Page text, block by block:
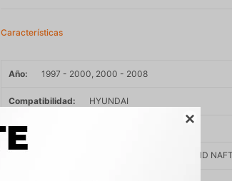

Características
Año 1997 - 2000, 2000 - 2008
Compatibilidad HYUNDAI
Modelo
1.0 i 54cv G4HC NAFTA, 1.1 58cv G4HD